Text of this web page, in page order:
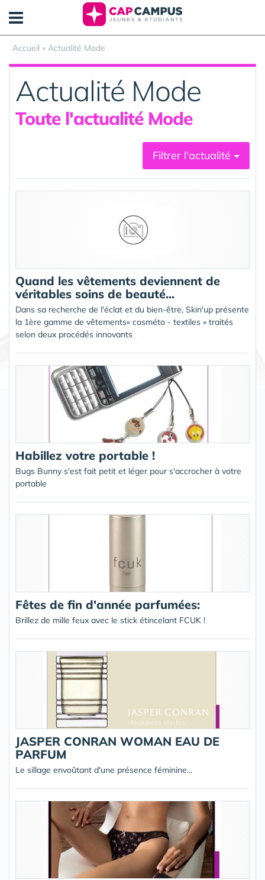
Accueil » Actualité Mode
Actualité Mode
Toute l'actualité Mode
Filtrer l'actualité
Quand les vêtements deviennent de
véritables soins de beauté...
Dans sa recherche de l'éclat et du bien-être, Skin'up présente
la 1ère gamme de vêtements« cosméto - textiles » traités
selon deux procédés innovants
Habillez votre portable !
Bugs Bunny s'est fait petit et léger pour s'accrocher à votre
portable
Fêtes de fin d'année parfumées:
Brillez de mille feux avec le stick étincelant FCUK !
JASPER CONRAN WOMAN EAU DE
PARFUM
Le sillage envoûtant d'une présence féminine...
Panneau de gestion des cookies